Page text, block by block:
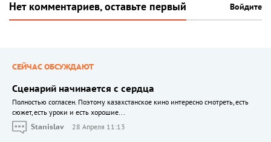
Нет комментариев, оставьте первый Войдите
СЕЙЧАС ОБСУЖДАЮТ
Сценарий начинается с сердца
Полностью согласен. Поэтому казахстанское кино интересно смотреть, есть
сюжет, есть уроки и есть хорошие...
Stanislav
28 Апреля 11:13